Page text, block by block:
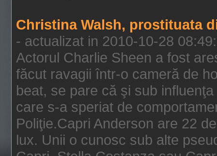
Christina Walsh, prostituata
- actualizat in 2010-10-28
Actorul Charlie Sheen a fost
făcut ravagii într-o cameră de
beat, se pare că şi sub
care s-a speriat de
Poliţie.Capri Anderson are 22
lux. Unii o cunosc sub alte